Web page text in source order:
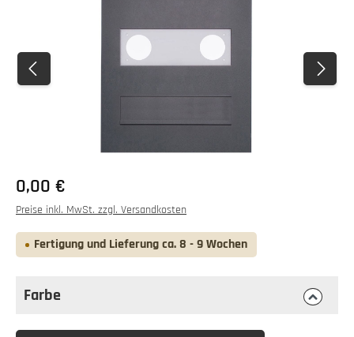
0,00 €
Preise inkl. MwSt. zzgl. Versandkosten
Fertigung und Lieferung ca. 8 - 9 Wochen
Farbe
Farbeauswählen